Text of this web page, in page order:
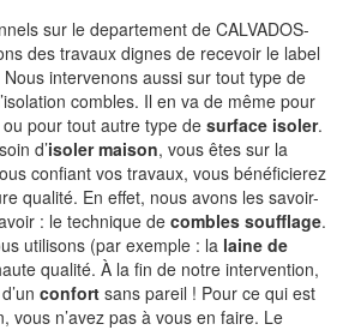
sur le departement de CALVADOS-
des travaux dignes de recevoir le label
Nous intervenons aussi sur tout type de
combles. Il en va de même pour
ou pour tout autre type de surface isoler.
d’isoler maison, vous êtes sur la
confiant vos travaux, vous bénéficierez
qualité. En effet, nous avons les savoir-
: le technique de combles soufflage.
utilisons (par exemple : la laine de
qualité. À la fin de notre intervention,
confort sans pareil ! Pour ce qui est
vous n’avez pas à vous en faire. Le